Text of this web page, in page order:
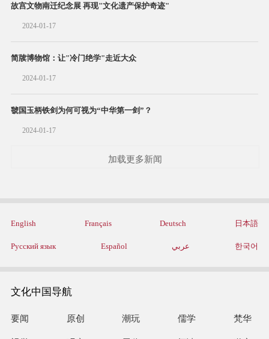
故宫文物南迁纪念展 再现"文化遗产保护奇迹"
2024-01-17
简牍博物馆：让"冷门绝学"走近大众
2024-01-17
虢国玉柄铁剑为何可视为“中华第一剑”？
2024-01-17
加载更多新闻
English Français Deutsch 日本語
Русский язык Español عربي 한국어
文化中国导航
要闻 原创 潮玩 儒学 梵华